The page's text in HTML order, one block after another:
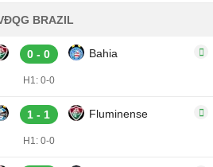
BRAZIL
0 - 0 Bahia
H1: 0-0
1 - 1 Fluminense
H1: 0-0